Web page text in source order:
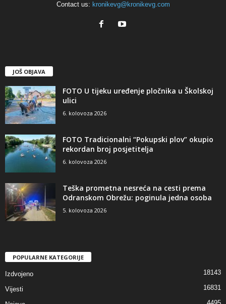
Contact us: kronikevg@kronikevg.com
JOŠ OBJAVA
FOTO U tijeku uređenje pločnika u Školskoj
ulici
6. kolovoza 2026
FOTO Tradicionalni “Pokupski plov” okupio
rekordan broj posjetitelja
6. kolovoza 2026
Teška prometna nesreća na cesti prema
Odranskom Obrežu: poginula jedna osoba
5. kolovoza 2026
POPULARNE KATEGORIJE
Izdvojeno 18143
Vijesti 16831